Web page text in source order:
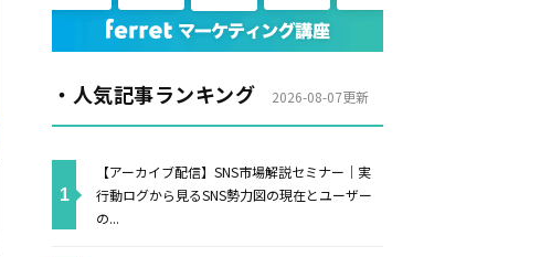
・人気記事ランキング 2026-08-07更新
【アーカイブ配信】SNS市場解説セミナー｜実
行動ログから見るSNS勢力図の現在とユーザー
の...